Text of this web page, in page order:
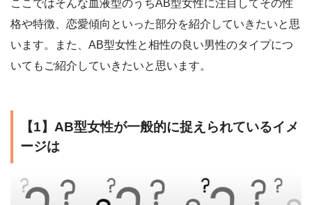
ここではそんな血液型のうちAB型女性に注目してその性
格や特徴、恋愛傾向といった部分を紹介していきたいと思
います。また、AB型女性と相性の良い男性のタイプにつ
いてもご紹介していきたいと思います。
【1】AB型女性が一般的に捉えられているイメ
ージは